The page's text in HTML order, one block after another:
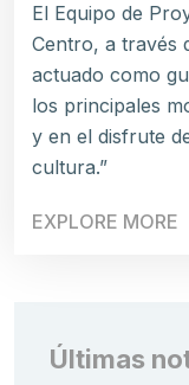
El Equipo de
Centro, a través
actuado como
los principales
y en el disfrute
cultura.”
EXPLORE MORE
Últimas